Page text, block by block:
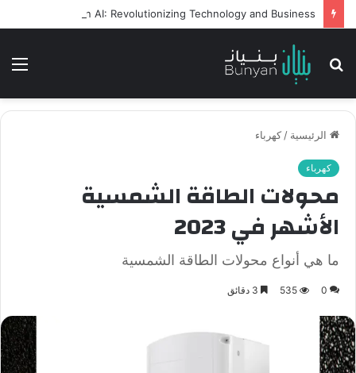
بحث
الرئيسية / كهرباء
كهرباء
محولات الطاقة الشمسية
الأشهر في 2023
ما هي أنواع محولات الطاقة الشمسية
0
535